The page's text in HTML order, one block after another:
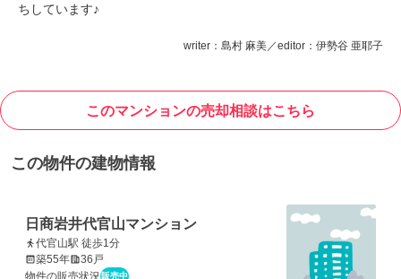
ちしています♪
writer：島村 麻美／editor：伊勢谷 亜耶子
このマンションの売却相談はこちら
この物件の建物情報
日商岩井代官山マンション
代官山駅 徒歩1分
築55年
36戸
物件の販売状況 販売中